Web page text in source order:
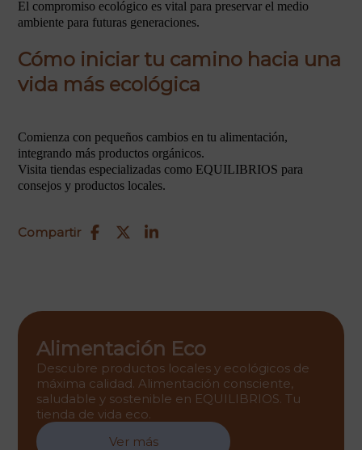
El compromiso ecológico es vital para preservar el medio
ambiente para futuras generaciones.
Cómo iniciar tu camino hacia una
vida más ecológica
Comienza con pequeños cambios en tu alimentación,
integrando más productos orgánicos.
Visita tiendas especializadas como EQUILIBRIOS para
consejos y productos locales.
Compartir
Alimentación Eco
Descubre productos locales y ecológicos de
máxima calidad. Alimentación consciente,
saludable y sostenible en EQUILIBRIOS. Tu
tienda de vida eco.
Ver más